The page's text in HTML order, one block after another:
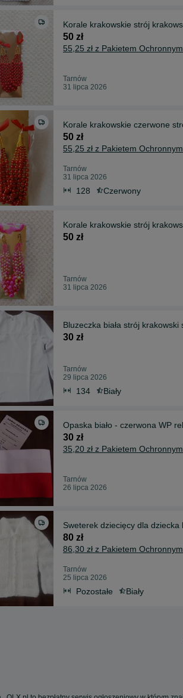
Korale krakowskie strój
50 zł
55,25 zł z Pakietem Ochronnym
Tarnów
31 lipca 2026
Korale krakowskie czerwone
50 zł
55,25 zł z Pakietem Ochronnym
Tarnów
31 lipca 2026
128 Czerwony
Korale krakowskie strój
50 zł
Tarnów
31 lipca 2026
Bluzeczka biała strój krakowski
30 zł
Tarnów
29 lipca 2026
134 Biały
Opaska biało - czerwona WP
30 zł
35,20 zł z Pakietem Ochronnym
Tarnów
26 lipca 2026
Sweterek dziecięcy dla dziecka
80 zł
86,30 zł z Pakietem Ochronnym
Tarnów
25 lipca 2026
Pozostałe Biały